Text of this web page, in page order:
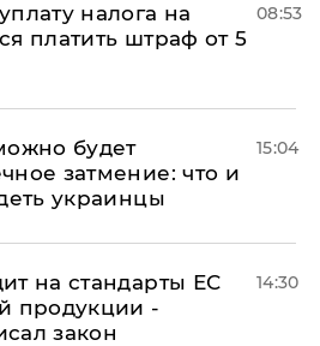
налога на
платить штраф от 5
08:53
будет
затмение: что и
украинцы
15:04
на стандарты ЕС
продукции -
закон
14:30